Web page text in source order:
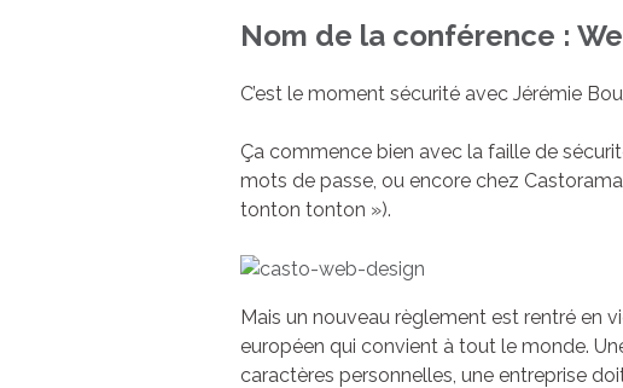
Nom de la conférence :
C’est le moment sécurité avec Jérémie
Ça commence bien avec la faille de
mots de passe, ou encore chez
tonton tonton »).
Mais un nouveau règlement est rentré en
européen qui convient à tout le monde.
caractères personnelles, une entreprise